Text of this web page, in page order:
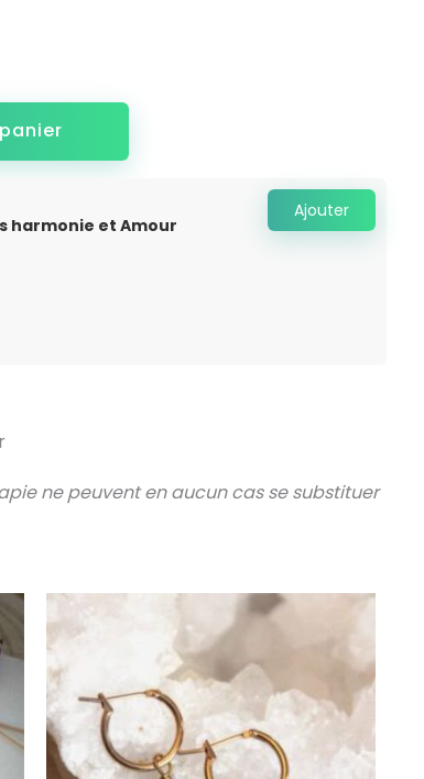
harmonie et Amour
Ajouter
ne peuvent en aucun cas se substituer